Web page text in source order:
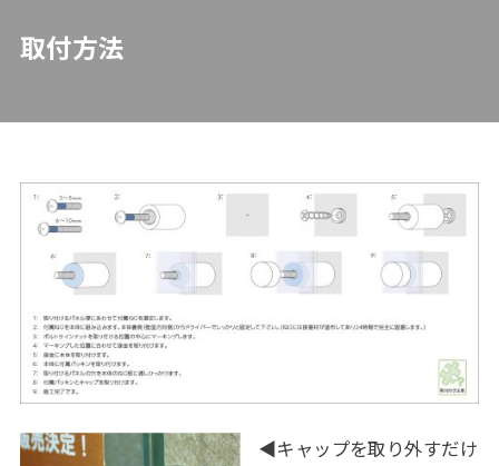
取付方法
◀キャップを取り外すだけ